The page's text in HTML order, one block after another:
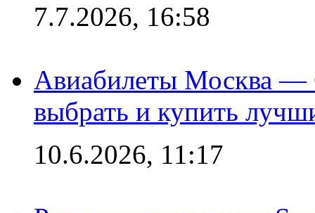
7.7.2026, 16:58
Авиабилеты Москва —
выбрать и купить
10.6.2026, 11:17